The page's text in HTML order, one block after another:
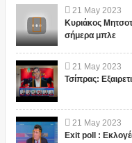
21 May 2023
Κυριάκος
σήμερα μπλε
21 May 2023
Τσίπρας:
21 May 2023
Exit poll :